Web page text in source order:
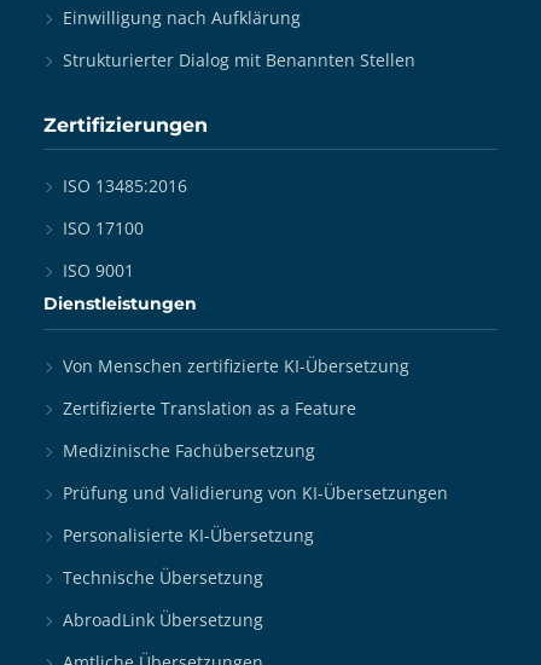
Einwilligung nach Aufklärung
Strukturierter Dialog mit Benannten Stellen
Zertifizierungen
ISO 13485:2016
ISO 17100
ISO 9001
Dienstleistungen
Von Menschen zertifizierte KI-Übersetzung
Zertifizierte Translation as a Feature
Medizinische Fachübersetzung
Prüfung und Validierung von KI-Übersetzungen
Personalisierte KI-Übersetzung
Technische Übersetzung
AbroadLink Übersetzung